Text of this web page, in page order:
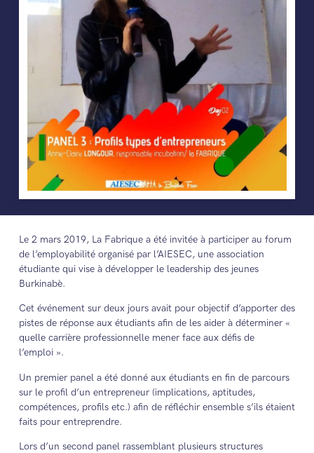
Le 2 mars 2019, La Fabrique a été invitée à participer au forum
de l’employabilité organisé par l’AIESEC, une association
étudiante qui vise à développer le leadership des jeunes
Burkinabè.
Cet événement sur deux jours avait pour objectif d’apporter des
pistes de réponse aux étudiants afin de les aider à déterminer «
quelle carrière professionnelle mener face aux défis de
l’emploi ».
Un premier panel a été donné aux étudiants en fin de parcours
sur le profil d’un entrepreneur (implications, aptitudes,
compétences, profils etc.) afin de réfléchir ensemble s’ils étaient
faits pour entreprendre.
Lors d’un second panel rassemblant plusieurs structures